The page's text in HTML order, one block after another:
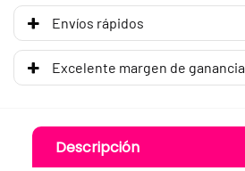
Envíos rápidos
Excelente margen de ganancia
Descripción